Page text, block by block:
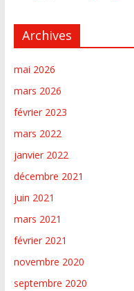
Archives
mai 2026
mars 2026
février 2023
mars 2022
janvier 2022
décembre 2021
juin 2021
mars 2021
février 2021
novembre 2020
septembre 2020